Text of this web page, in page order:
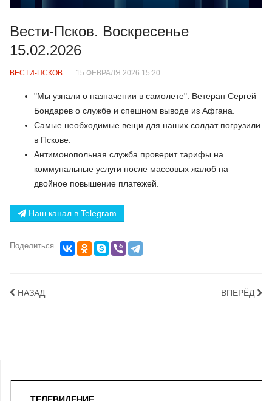
Вести-Псков. Воскресенье
15.02.2026
ВЕСТИ-ПСКОВ 15 ФЕВРАЛЯ 2026 15:20
"Мы узнали о назначении в самолете". Ветеран Сергей
Бондарев о службе и спешном выводе из Афгана.
Самые необходимые вещи для наших солдат погрузили
в Пскове.
Антимонопольная служба проверит тарифы на
коммунальные услуги после массовых жалоб на
двойное повышение платежей.
Наш канал в Telegram
Поделиться
НАЗАД ВПЕРЁД
ТЕЛЕВИДЕНИЕ